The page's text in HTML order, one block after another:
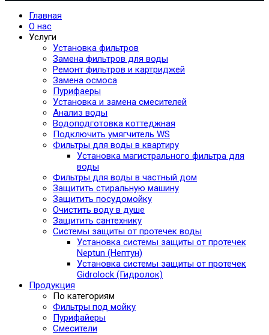
Главная
О нас
Услуги
Установка фильтров
Замена фильтров для воды
Ремонт фильтров и картриджей
Замена осмоса
Пурифаеры
Установка и замена смесителей
Анализ воды
Водоподготовка коттеджная
Подключить умягчитель WS
Фильтры для воды в квартиру
Установка магистрального фильтра для
воды
Фильтры для воды в частный дом
Защитить стиральную машину
Защитить посудомойку
Очистить воду в душе
Защитить сантехнику
Системы защиты от протечек воды
Установка системы защиты от протечек
Neptun (Нептун)
Установка системы защиты от протечек
Gidrolock (Гидролок)
Продукция
По категориям
Фильтры под мойку
Пурифайеры
Смесители